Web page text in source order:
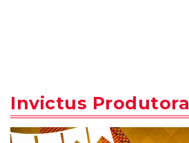
Invictus Produtora